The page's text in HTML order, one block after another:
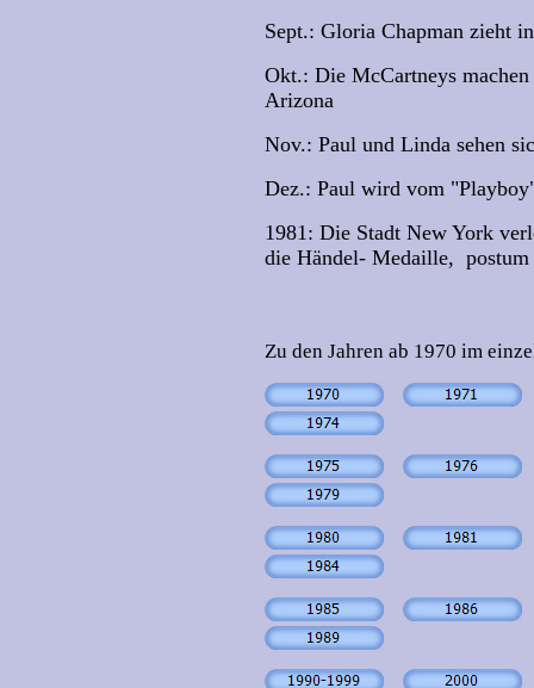
Sept.: Gloria Chapman zieht
Okt.: Die McCartneys
Arizona
Nov.: Paul und Linda sehen
Dez.: Paul wird vom
1981: Die Stadt New York
die Händel- Medaille, postum
Zu den Jahren ab 1970 im